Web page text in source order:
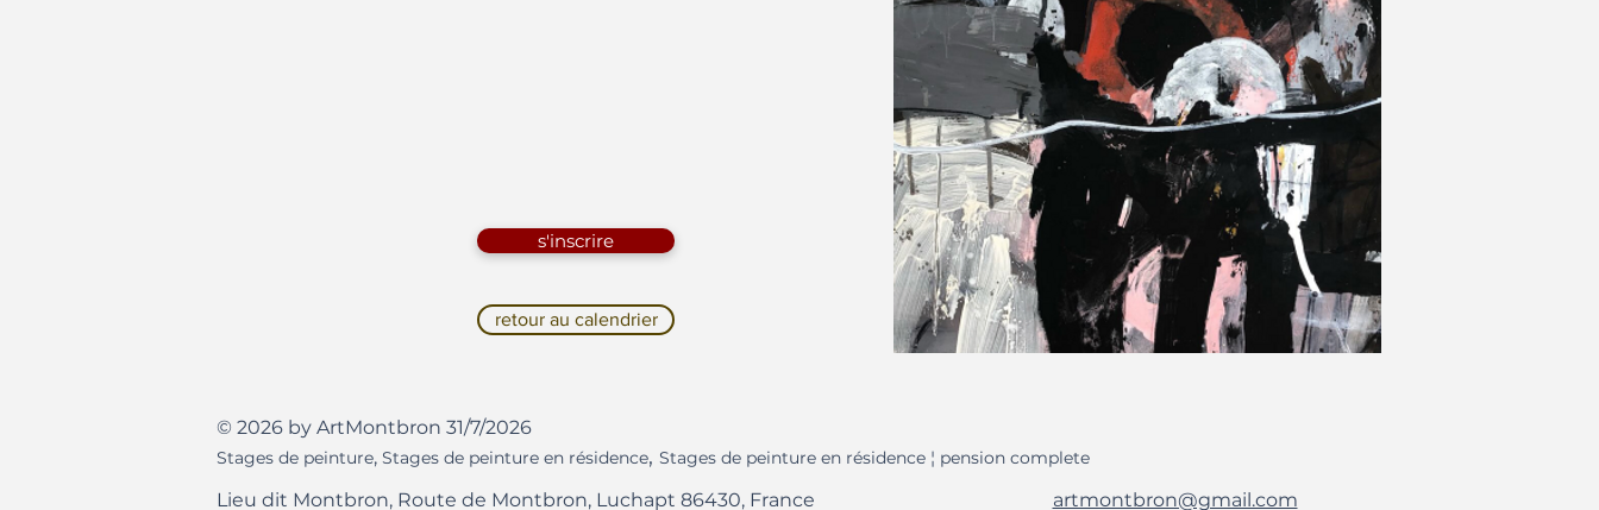
s'inscrire
retour au calendrier
© 2026 by ArtMontbron 31/7/2026
Stages de peinture, Stages de peinture en résidence, Stages de peinture en résidence ¦ pension complete
Lieu dit Montbron, Route de Montbron, Luchapt 86430, France artmontbron@gmail.com